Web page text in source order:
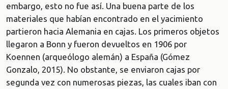
embargo, esto no fue así. Una buena parte de los
materiales que habían encontrado en el yacimiento
partieron hacia Alemania en cajas. Los primeros objetos
llegaron a Bonn y fueron devueltos en 1906 por
Koennen (arqueólogo alemán) a España (Gómez
Gonzalo, 2015). No obstante, se enviaron cajas por
segunda vez con numerosas piezas, las cuales iban con